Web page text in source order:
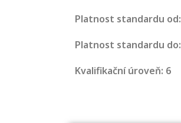
Platnost standardu od:
Platnost standardu
Kvalifikační úroveň: 6
seznam
kvalifikací. Víte,
musíte pro danou